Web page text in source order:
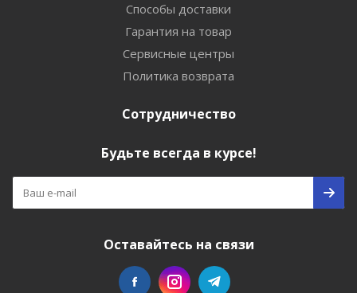
Способы доставки
Гарантия на товар
Сервисные центры
Политика возврата
Сотрудничество
Будьте всегда в курсе!
Оставайтесь на связи